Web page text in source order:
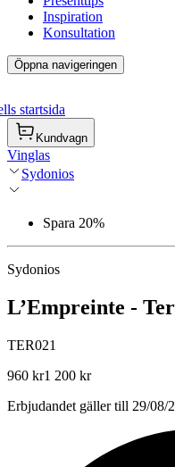
Inspiration
Konsultation
Öppna navigeringen
startsida
Kundvagn
Vinglas
Sydonios
Spara 20%
Sydonios
L’Empreinte -
TER021
960 kr1 200 kr
Erbjudandet gäller till 29/08/